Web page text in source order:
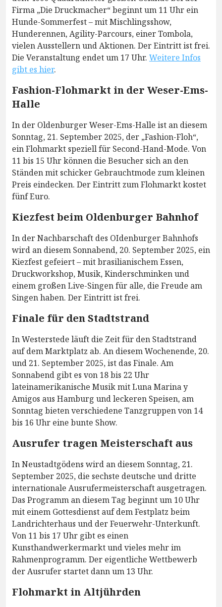
Firma „Die Druckmacher“ beginnt um 11 Uhr ein
Hunde-Sommerfest – mit Mischlingsshow,
Hunderennen, Agility-Parcours, einer Tombola,
vielen Ausstellern und Aktionen. Der Eintritt ist frei.
Die Veranstaltung endet um 17 Uhr. Weitere Infos
gibt es hier.
Fashion-Flohmarkt in der Weser-Ems-
Halle
In der Oldenburger Weser-Ems-Halle ist an diesem
Sonntag, 21. September 2025, der „Fashion-Floh“,
ein Flohmarkt speziell für Second-Hand-Mode. Von
11 bis 15 Uhr können die Besucher sich an den
Ständen mit schicker Gebrauchtmode zum kleinen
Preis eindecken. Der Eintritt zum Flohmarkt kostet
fünf Euro.
Kiezfest beim Oldenburger Bahnhof
In der Nachbarschaft des OIdenburger Bahnhofs
wird an diesem Sonnabend, 20. September 2025, ein
Kiezfest gefeiert – mit brasilianischem Essen,
Druckworkshop, Musik, Kinderschminken und
einem großen Live-Singen für alle, die Freude am
Singen haben. Der Eintritt ist frei.
Finale für den Stadtstrand
In Westerstede läuft die Zeit für den Stadtstrand
auf dem Marktplatz ab. An diesem Wochenende, 20.
und 21. September 2025, ist das Finale. Am
Sonnabend gibt es von 18 bis 22 Uhr
lateinamerikanische Musik mit Luna Marina y
Amigos aus Hamburg und leckeren Speisen, am
Sonntag bieten verschiedene Tanzgruppen von 14
bis 16 Uhr eine bunte Show.
Ausrufer tragen Meisterschaft aus
In Neustadtgödens wird an diesem Sonntag, 21.
September 2025, die sechste deutsche und dritte
internationale Ausrufermeisterschaft ausgetragen.
Das Programm an diesem Tag beginnt um 10 Uhr
mit einem Gottesdienst auf dem Festplatz beim
Landrichterhaus und der Feuerwehr-Unterkunft.
Von 11 bis 17 Uhr gibt es einen
Kunsthandwerkermarkt und vieles mehr im
Rahmenprogramm. Der eigentliche Wettbewerb
der Ausrufer startet dann um 13 Uhr.
Flohmarkt in Altjührden